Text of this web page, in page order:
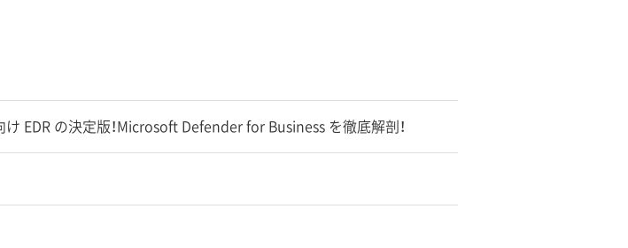
け EDR の決定版！Microsoft Defender for Business を徹底解剖！